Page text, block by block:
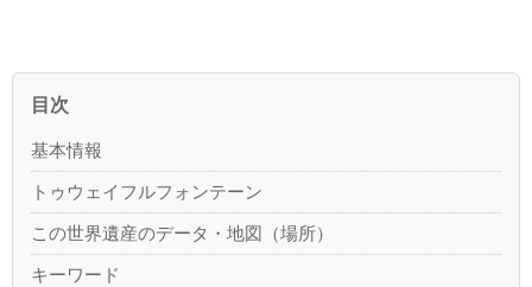
目次
基本情報
トゥウェイフルフォンテーン
この世界遺産のデータ・地図（場所）
キーワード